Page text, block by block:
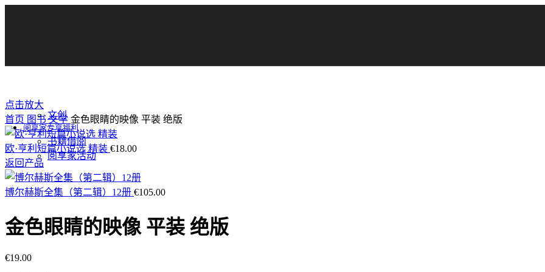
文创
阅享家专享福利
书籍借阅
阅享家活动
点击放大
首页 图书文学 金色眼睛的映像 平装 绝版
欧·亨利短篇小说选 精装 €18.00
返回产品
博尔赫斯全集（第二辑）12册 €105.00
金色眼睛的映像 平装 绝版
€19.00